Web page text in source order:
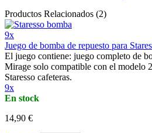
Productos Relacionados (2)
9x
Juego de bomba de repuesto para
El juego contiene: juego completo de
Mirage solo compatible con el modelo
Staresso cafeteras.
9x
En stock
14,90 €